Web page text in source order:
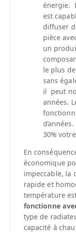
énergie.
est
diffuser
pièce
un
le plus
sans
il peut
années.
30%
En
économique
impeccable, la
rapide et
température
fonctionne
type de
capacité à